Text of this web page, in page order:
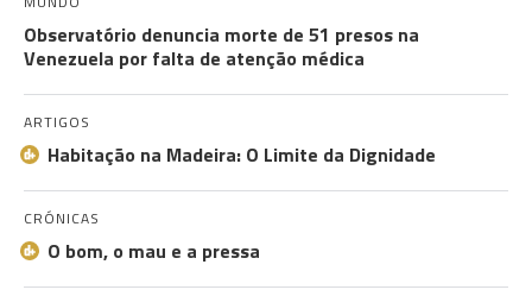
Observatório denuncia morte de 51 presos na
Venezuela por falta de atenção médica
ARTIGOS
Habitação na Madeira: O Limite da Dignidade
CRÓNICAS
O bom, o mau e a pressa